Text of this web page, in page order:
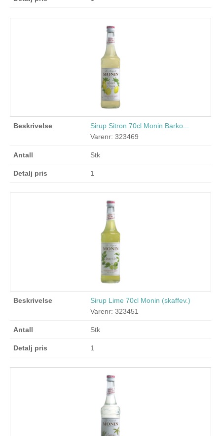
Sirup Sitron 70cl Monin Barko...
Varenr: 323469
Stk
1
Sirup Lime 70cl Monin (skaffev.)
Varenr: 323451
Stk
1